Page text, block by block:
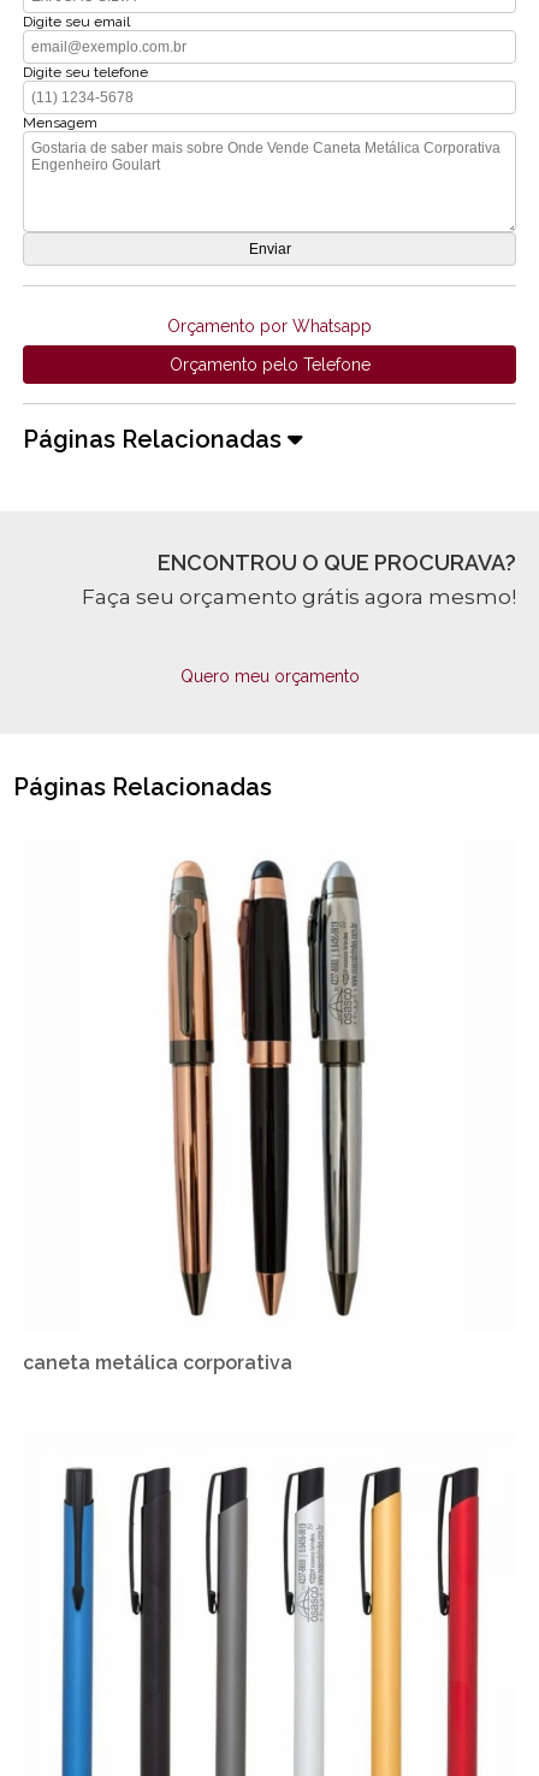
Digite seu email
Digite seu telefone
Mensagem
Orçamento por Whatsapp
Orçamento pelo Telefone
Páginas Relacionadas
ENCONTROU O QUE PROCURAVA?
Faça seu orçamento grátis agora mesmo!
Quero meu orçamento
Páginas Relacionadas
caneta metálica corporativa